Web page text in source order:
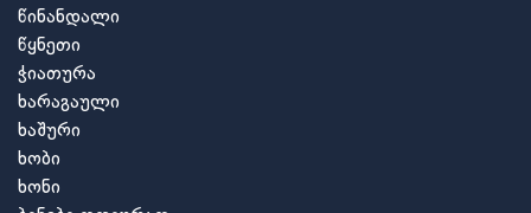
წინანდალი
წყნეთი
ჭიათურა
ხარაგაული
ხაშური
ხობი
ხონი